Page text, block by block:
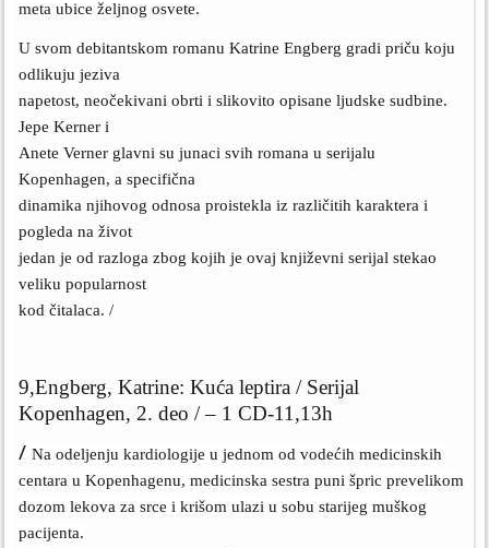
meta ubice željnog osvete.
U svom debitantskom romanu Katrine Engberg gradi priču koju
odlikuju jeziva
napetost, neočekivani obrti i slikovito opisane ljudske sudbine.
Jepe Kerner i
Anete Verner glavni su junaci svih romana u serijalu
Kopenhagen, a specifična
dinamika njihovog odnosa proistekla iz različitih karaktera i
pogleda na život
jedan je od razloga zbog kojih je ovaj književni serijal stekao
veliku popularnost
kod čitalaca. /
9,Engberg, Katrine: Kuća leptira / Serijal
Kopenhagen, 2. deo / – 1 CD-11,13h
/Na odeljenju kardiologije u jednom od vodećih medicinskih
centara u Kopenhagenu, medicinska sestra puni špric prevelikom
dozom lekova za srce i krišom ulazi u sobu starijeg muškog
pacijenta.